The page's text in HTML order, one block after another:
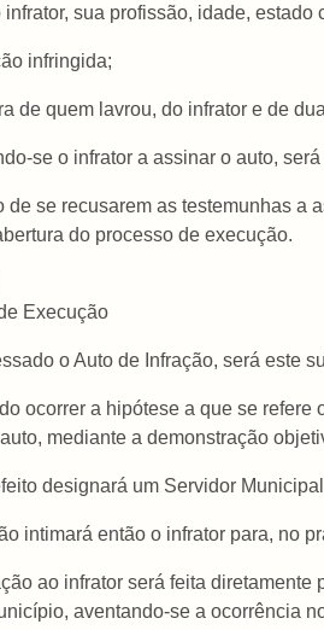
infrator, sua profissão, idade,
infringida;
de quem lavrou, do infrator e de
se o infrator a assinar o auto,
de se recusarem as testemunhas a
do processo de execução.
Execução
o Auto de Infração, será este
ocorrer a hipótese a que se
mediante a demonstração
designará um Servidor
intimará então o infrator para, no
ao infrator será feita
aventando-se a ocorrência